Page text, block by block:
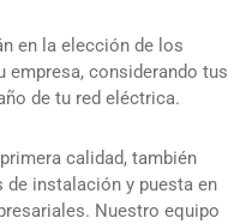
en la elección de los
empresa, considerando tus
de tu red eléctrica.
calidad, también
instalación y puesta en
Nuestro equipo